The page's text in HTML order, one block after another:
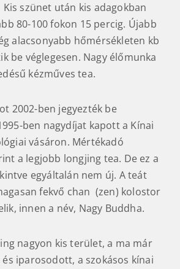
szünet után kis adagokban
80-100 fokon 15 percig. Újabb
alacsonyabb hőmérsékleten kb
be véglegesen. Nagy élőmunka
kézműves tea.
2002-ben jegyezték be
ben nagydíjat kapott a Kínai
vásáron. Mértékadó
a legjobb longjing tea. De ez a
egyáltalán nem új. A teát
fekvő chan (zen) kolostor
innen a név, Nagy Buddha.
nagyon kis terület, a ma már
iparosodott, a szokásos kínai